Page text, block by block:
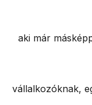
aki már
vállalkozóknak,